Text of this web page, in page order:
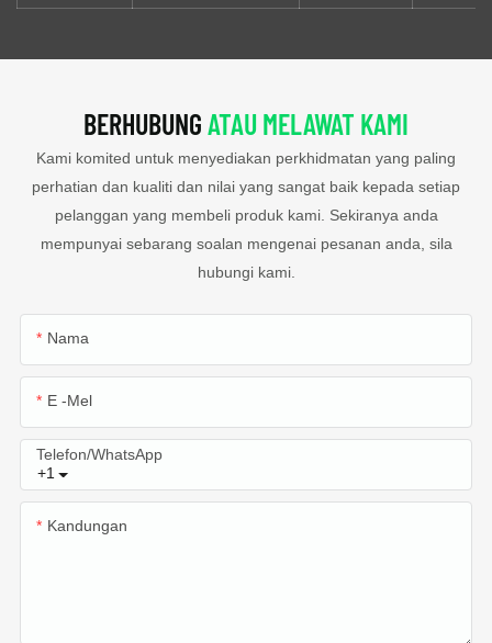
BERHUBUNGATAU MELAWAT KAMI
Kami komited untuk menyediakan perkhidmatan yang paling
perhatian dan kualiti dan nilai yang sangat baik kepada setiap
pelanggan yang membeli produk kami. Sekiranya anda
mempunyai sebarang soalan mengenai pesanan anda, sila
hubungi kami.
Nama
E -mel
+1
Telefon/WhatsApp
Kandungan